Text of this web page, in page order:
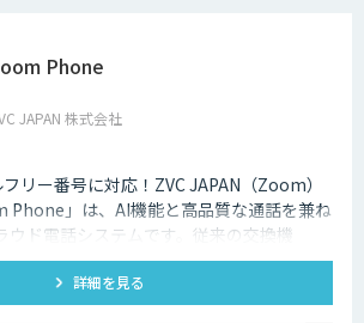
Phone
JAPAN 株式会社
リー番号に対応！ZVC JAPAN（Zoom）
Phone」は、AI機能と高品質な通話を兼ね
ウド電話システムです。従来の交換機
ないため、導入や運用にかかるコストを大
詳細を見る